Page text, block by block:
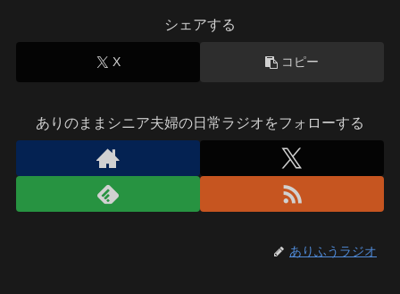
シェアする
X コピー
ありのままシニア夫婦の日常ラジオをフォローする
ありふうラジオ